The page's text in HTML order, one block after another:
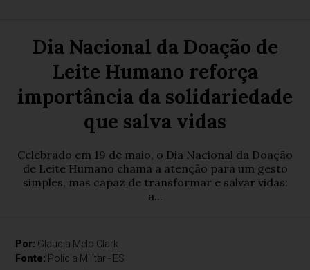
Dia Nacional da Doação de
Leite Humano reforça
importância da solidariedade
que salva vidas
Celebrado em 19 de maio, o Dia Nacional da Doação
de Leite Humano chama a atenção para um gesto
simples, mas capaz de transformar e salvar vidas:
a...
Por: Glaucia Melo Clark
Fonte: Polícia Militar - ES